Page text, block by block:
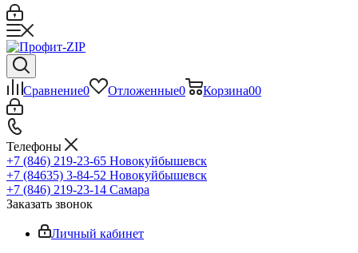
Сравнение0 Отложенные0 Корзина00
Телефоны
+7 (846) 219-23-65 Новокуйбышевск
+7 (84635) 3-84-52 Новокуйбышевск
+7 (846) 219-23-14 Самара
Заказать звонок
Личный кабинет